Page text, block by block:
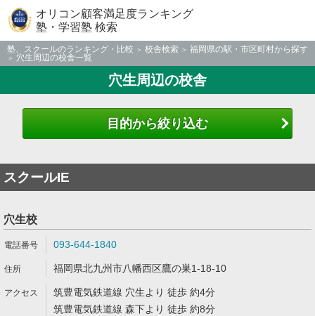
オリコン顧客満足度ランキング
塾・学習塾 検索
塾、スクールのランキング・比較 校舎検索
福岡県の駅・市区町村から探す
穴生周辺の校舎一覧
穴生周辺の校舎
目的から絞り込む
スクールIE
穴生校
093-644-1840
福岡県北九州市八幡西区鷹の巣1-18-10
筑豊電気鉄道線 穴生より 徒歩 約4分
筑豊電気鉄道線 森下より 徒歩 約8分